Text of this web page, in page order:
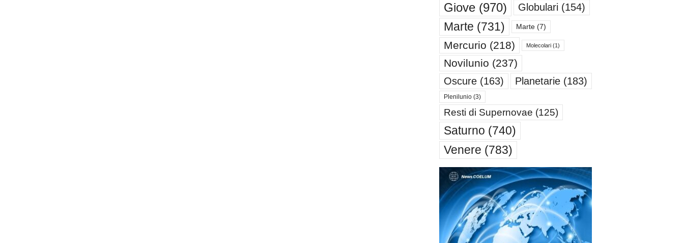
Giove(970) Globulari (154)
Marte (731) Marte(7)
Mercurio (218) Molecolari(1)
Novilunio (237)
Oscure(163) Planetarie(183)
Plenilunio(3)
Resti di Supernovae (125)
Saturno (740)
Venere (783)